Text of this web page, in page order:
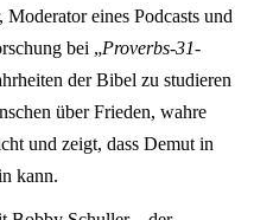
eines Podcasts und
bei „Proverbs-31-
der Bibel zu studieren
über Frieden, wahre
und zeigt, dass Demut in
kann.